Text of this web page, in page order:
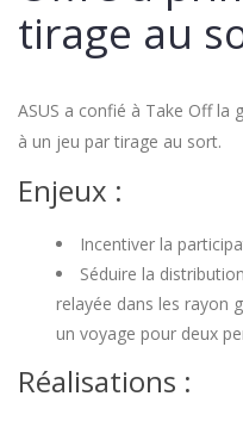
tirage au
ASUS a confié à Take Off la
à un jeu par tirage au sort.
Enjeux :
Incentiver la
Séduire la
relayée dans les rayon
un voyage pour deux
Réalisations :